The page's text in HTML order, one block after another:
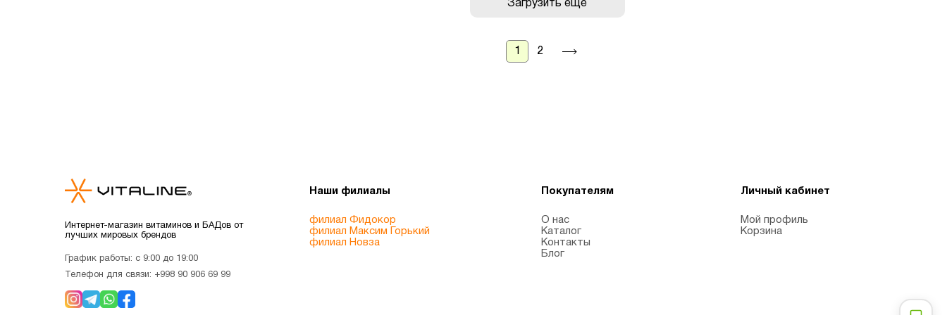
Загрузить еще
1 2
Интернет-магазин витаминов и БАДов от
лучших мировых брендов
График работы: с 9:00 до 19:00
Телефон для связи: +998 90 906 69 99
Наши филиалы
филиал Фидокор
филиал Максим Горький
филиал Новза
Покупателям
О нас
Каталог
Контакты
Блог
Личный кабинет
Мой профиль
Корзина